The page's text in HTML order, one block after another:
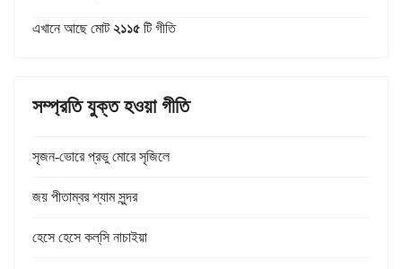
এখানে আছে মোট২১১৫ টি গীতি
সম্প্রতি যুক্ত হওয়া গীতি
সৃজন-ভোরে প্রভু মোরে সৃজিলে
জয় পীতাম্বর শ্যাম সুন্দর
হেসে হেসে কল্‌সি নাচাইয়া